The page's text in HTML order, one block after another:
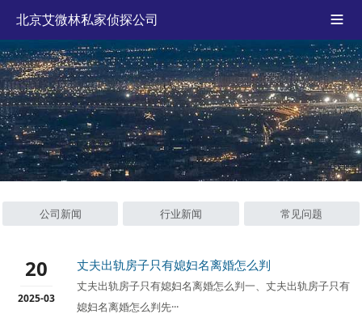
北京艾微林私家侦探公司 
公司新闻 行业新闻 常见问题
20
2025-03
丈夫出轨房子只有媳妇名离婚怎么判
丈夫出轨房子只有媳妇名离婚怎么判一、丈夫出轨房子只有
媳妇名离婚怎么判先···